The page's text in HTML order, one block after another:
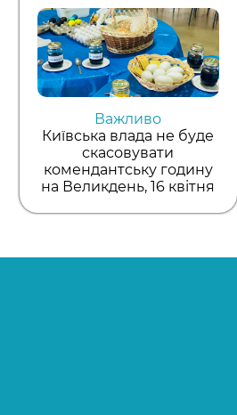
Важливо
Київська влада не буде
скасовувати
комендантську годину
на Великдень, 16 квітня